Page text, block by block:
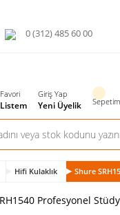
0 (312) 485 60 00
Favori
Listem
Giriş Yap
Yeni Üyelik Sepetim
Hifi Kulaklık Shure